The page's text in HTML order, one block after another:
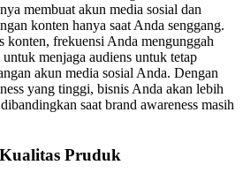
membuat akun media sosial dan
konten hanya saat Anda senggang.
konten, frekuensi Anda mengunggah
menjaga audiens untuk tetap
akun media sosial Anda. Dengan
yang tinggi, bisnis Anda akan lebih
saat brand awareness masih
Pruduk